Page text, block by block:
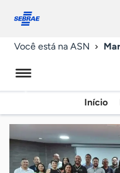
conosco
Você está na ASN
Início